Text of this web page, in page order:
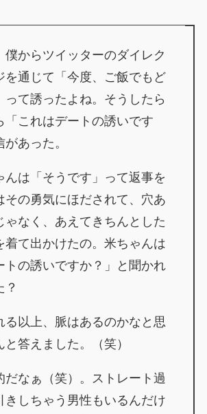
からツイッターのダイレク
を通じて「今度、ご飯でもど
って誘ったよね。そうしたら
「これはデートの誘いです
あった。
は「そうです」って返事を
その勇気にほだされて、穴あ
ゃなく、あえてきちんとした
着て出かけたの。米ちゃんは
トの誘いですか？」と聞かれ
？
以上、脈はあるのかなと思
答えました。（笑）
なぁ（笑）。ストレート過
きしちゃう男性もいるんだけ